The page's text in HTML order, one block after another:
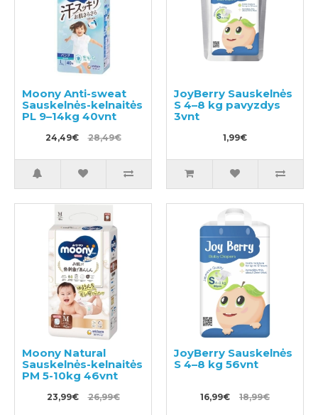
Moony Anti-sweat
Sauskelnės-kelnaitės
PL 9–14kg 40vnt
24,49€ 28,49€
JoyBerry Sauskelnės
S 4–8 kg pavyzdys
3vnt
1,99€
Moony Natural
Sauskelnės-kelnaitės
PM 5-10kg 46vnt
23,99€ 26,99€
JoyBerry Sauskelnės
S 4–8 kg 56vnt
16,99€ 18,99€